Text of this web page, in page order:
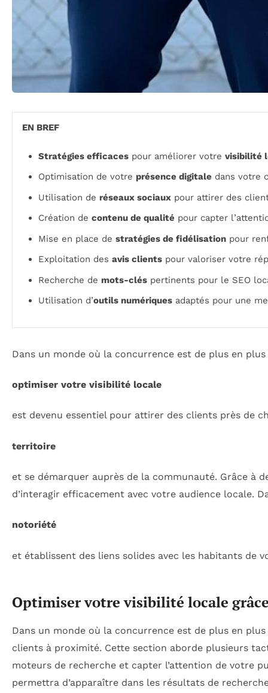
EN BREF
Stratégies efficaces pour améliorer votre visibilité
Optimisation de votre présence digitale dans votre
Utilisation de réseaux sociaux pour attirer des
Création de contenu de qualité pour capter
Mise en place de stratégies de fidélisation pour
Exploitation des avis clients pour valoriser votre
Recherche de mots-clés pertinents pour le SEO
Utilisation d’outils numériques adaptés pour une
Dans un monde où la concurrence est de plus en plus
optimiser votre visibilité locale
est devenu essentiel pour attirer des clients près de
territoire
et se démarquer auprès de la communauté. Grâce à
d’interagir efficacement avec votre audience locale.
notoriété
et établissent des liens solides avec les habitants de
Optimiser votre visibilité locale
Dans un monde où la concurrence est de plus en
clients à proximité. Cette section aborde plusieurs
moteurs de recherche et capter l’attention de votre
permettra d’apparaître dans les résultats de